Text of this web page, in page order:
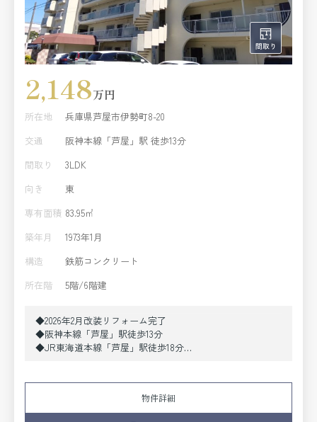
2,148万円
所在地
兵庫県芦屋市伊勢町8-20
交通
阪神本線「芦屋」駅 徒歩13分
間取り
3LDK
向き
東
専有面積 83.95㎡
築年月
1973年1月
構造
鉄筋コンクリート
所在階
5階/6階建
◆2026年2月改装リフォーム完了
◆阪神本線「芦屋」駅徒歩13分
◆JR東海道本線「芦屋」駅徒歩18分
●設備取替〔システムキッチン、ユニットバス、トイレ
（温水洗浄便座付）、洗面化粧台〕●クロス貼替●フロー
リング張替●照明・建具取替 他
物件詳細